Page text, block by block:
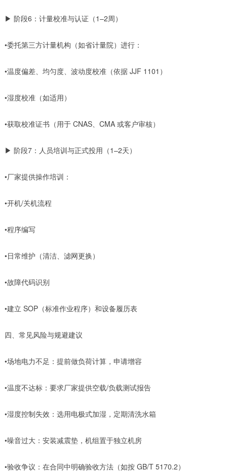
▶ 阶段6：计量校准与认证（1–2周）
•委托第三方计量机构（如省计量院）进行：
•温度偏差、均匀度、波动度校准（依据 JJF 1101）
•湿度校准（如适用）
•获取校准证书（用于 CNAS、CMA 或客户审核）
▶ 阶段7：人员培训与正式投用（1–2天）
•厂家提供操作培训：
•开机/关机流程
•程序编写
•日常维护（清洁、滤网更换）
•故障代码识别
•建立 SOP（标准作业程序）和设备履历表
四、常见风险与规避建议
•场地电力不足：提前做负荷计算，申请增容
•温度不达标：要求厂家提供空载/负载测试报告
•湿度控制失效：选用电极式加湿，定期清洗水箱
•噪音过大：安装减震垫，机组置于独立机房
•验收争议：在合同中明确验收方法（如按 GB/T 5170.2）